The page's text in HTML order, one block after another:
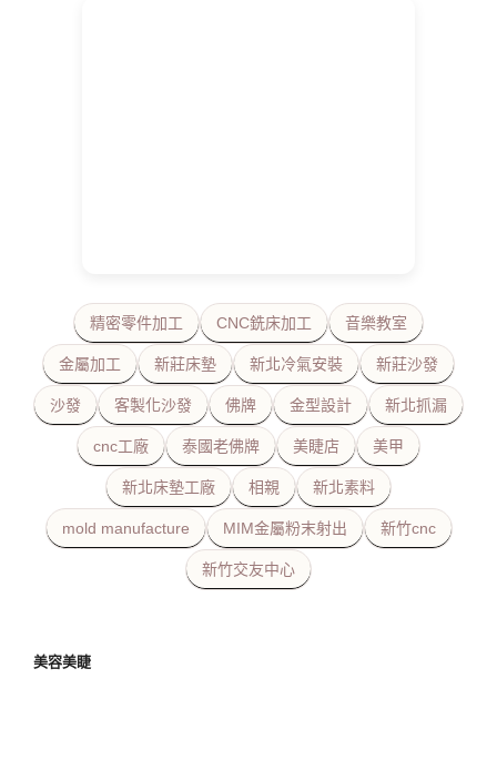
精密零件加工 CNC銑床加工 音樂教室
金屬加工 新莊床墊 新北冷氣安裝 新莊沙發
沙發 客製化沙發 佛牌 金型設計 新北抓漏
cnc工廠 泰國老佛牌 美睫店 美甲
新北床墊工廠 相親 新北素料
mold manufacture MIM金屬粉末射出 新竹cnc
新竹交友中心
美容美睫